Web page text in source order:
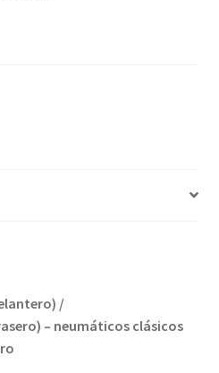
/
– neumáticos clásicos